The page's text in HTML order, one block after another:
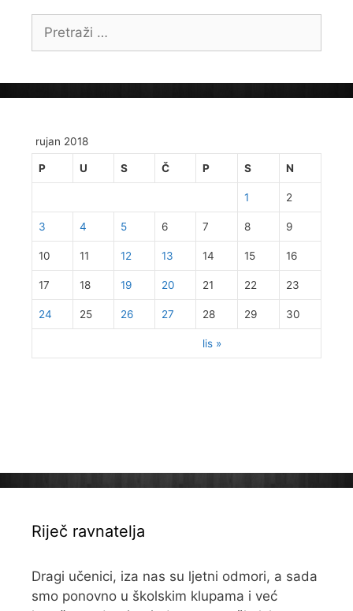
Pretraži:
rujan 2018
P U S Č P S N
lis »
1 2
3 4 5 6 7 8 9
10 11 12 13 14 15 16
17 18 19 20 21 22 23
24 25 26 27 28 29 30
Riječ ravnatelja
Dragi učenici, iza nas su ljetni odmori, a sada
smo ponovno u školskim klupama i već